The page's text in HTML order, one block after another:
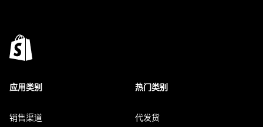
应用类别
销售渠道
热门类别
代发货